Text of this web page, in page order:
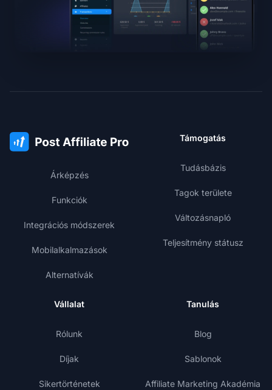
Árképzés
Funkciók
Integrációs módszerek
Mobilalkalmazások
Alternatívák
Támogatás
Tudásbázis
Tagok területe
Változásnapló
Teljesítmény státusz
Vállalat
Rólunk
Díjak
Sikertörténetek
Tanulás
Blog
Sablonok
Affiliate Marketing Akadémia